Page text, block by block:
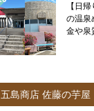
【日
の温泉
金や泉
五島商店 佐藤の芋屋